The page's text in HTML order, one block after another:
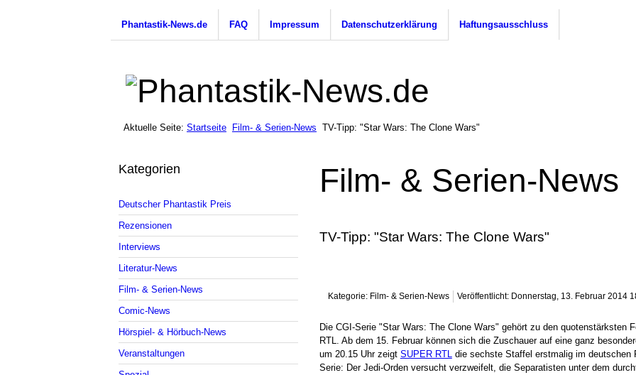
Phantastik-News.de FAQ Impressum Datenschutzerklärung Haftungsausschluss
Aktuelle Seite: Startseite Film- & Serien-News TV-Tipp: "Star Wars: The Clone Wars"
Kategorien
Deutscher Phantastik Preis
Rezensionen
Interviews
Literatur-News
Film- & Serien-News
Comic-News
Hörspiel- & Hörbuch-News
Veranstaltungen
Film- & Serien-News
TV-Tipp: "Star Wars: The Clone Wars"
Kategorie: Film- & Serien-News Veröffentlicht: Donnerstag, 13. Februar 2014
Die CGI-Serie "Star Wars: The Clone Wars" gehört zu den quotenstärksten
RTL. Ab dem 15. Februar können sich die Zuschauer auf eine ganz
um 20.15 Uhr zeigt SUPER RTLdie sechste Staffel erstmalig im deutschen
Serie: Der Jedi-Orden versucht verzweifelt, die Separatisten unter dem